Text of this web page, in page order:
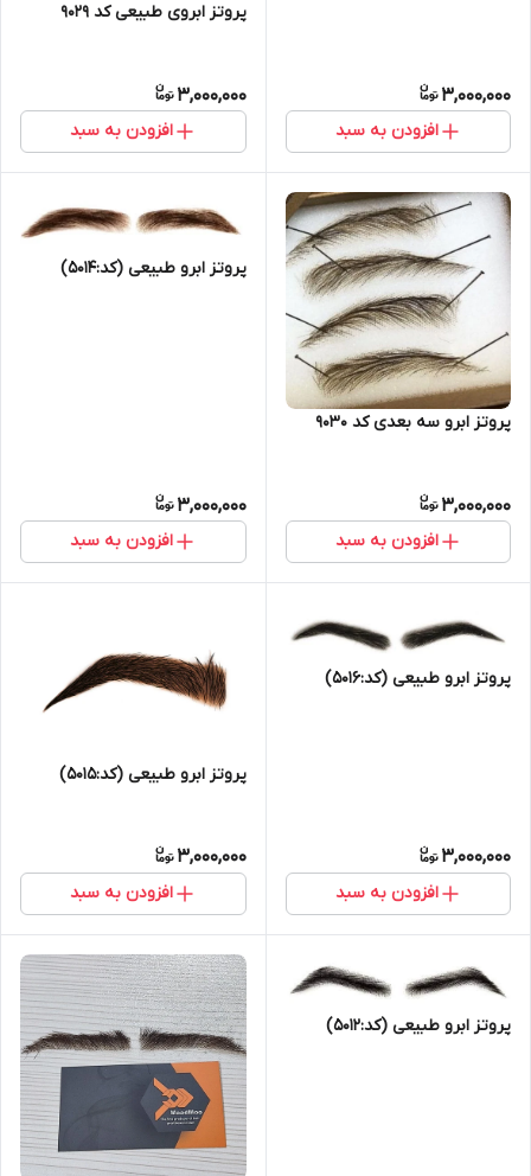
3,000,000
افزودن به سبد
پروتز ابروی طبیعی کد 9029
3,000,000
افزودن به سبد
پروتز ابرو سه بعدی کد 9030
3,000,000
افزودن به سبد
پروتز ابرو طبیعی (کد:5014)
3,000,000
افزودن به سبد
پروتز ابرو طبیعی (کد:5016)
3,000,000
افزودن به سبد
پروتز ابرو طبیعی (کد:5015)
3,000,000
افزودن به سبد
پروتز ابرو طبیعی (کد:5012)